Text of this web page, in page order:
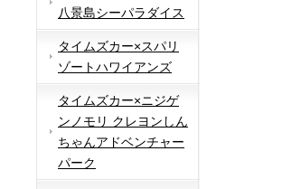
八景島シーパラダイス
タイムズカー×スパリ
ゾートハワイアンズ
タイムズカー×ニジゲ
ンノモリ クレヨンしん
ちゃんアドベンチャー
パーク